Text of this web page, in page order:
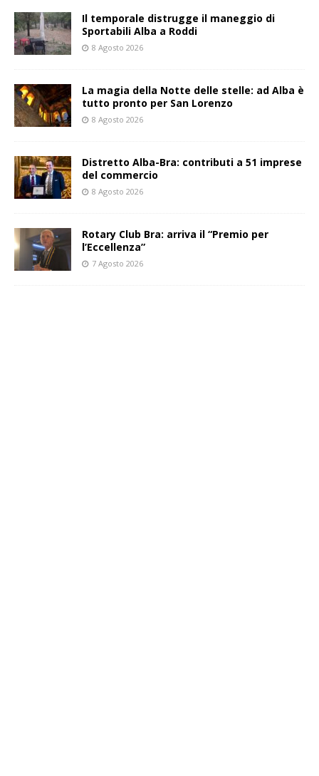
Il temporale distrugge il maneggio di
Sportabili Alba a Roddi
8 Agosto 2026
La magia della Notte delle stelle: ad Alba è
tutto pronto per San Lorenzo
8 Agosto 2026
Distretto Alba-Bra: contributi a 51 imprese
del commercio
8 Agosto 2026
Rotary Club Bra: arriva il “Premio per
l’Eccellenza”
7 Agosto 2026